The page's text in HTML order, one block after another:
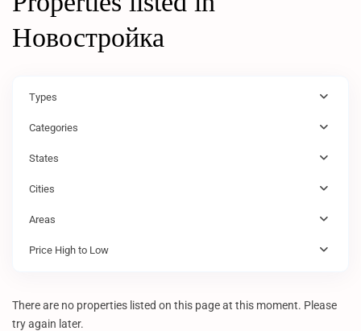
Новостройка
Types
Categories
States
Cities
Areas
Price High to Low
There are no properties listed on this page at this moment. Please
try again later.